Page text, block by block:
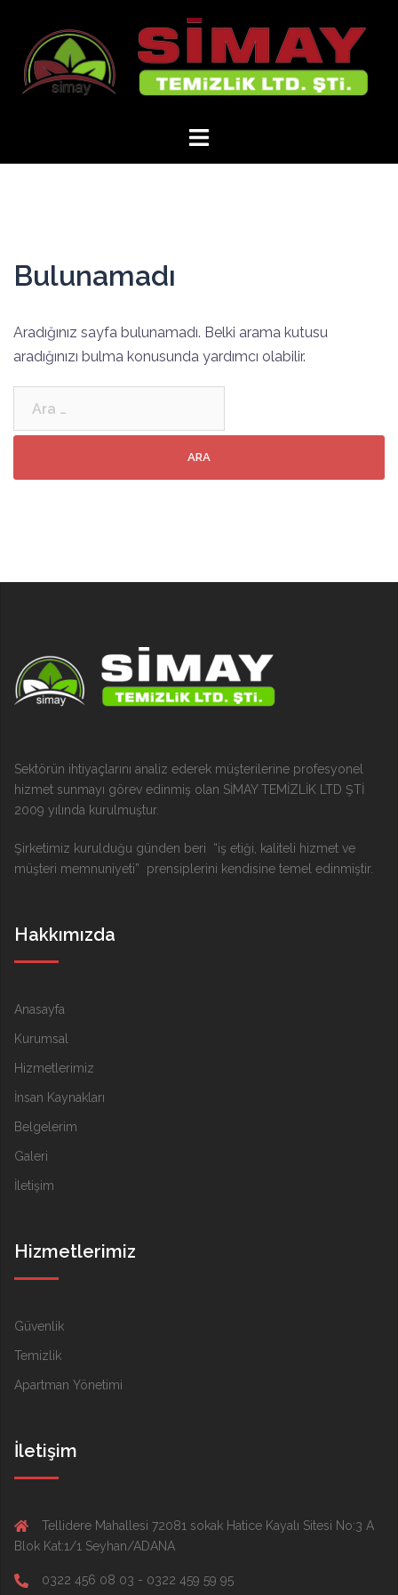
Bulunamadı
Aradığınız sayfa bulunamadı. Belki arama kutusu
aradığınızı bulma konusunda yardımcı olabilir.
Sektörün ihtiyaçlarını analiz ederek müşterilerine profesyonel
hizmet sunmayı görev edinmiş olan SİMAY TEMİZLİK LTD ŞTİ
2009 yılında kurulmuştur.
Şirketimiz kurulduğu günden beri “iş etiği, kaliteli hizmet ve
müşteri memnuniyeti” prensiplerini kendisine temel edinmiştir.
Hakkımızda
Anasayfa
Kurumsal
Hizmetlerimiz
İnsan Kaynakları
Belgelerim
Galeri
İletişim
Hizmetlerimiz
Güvenlik
Temizlik
Apartman Yönetimi
İletişim
Tellidere Mahallesi 72081 sokak Hatice Kayalı Sitesi No:3 A
Blok Kat:1/1 Seyhan/ADANA
0322 456 08 03 - 0322 459 59 95